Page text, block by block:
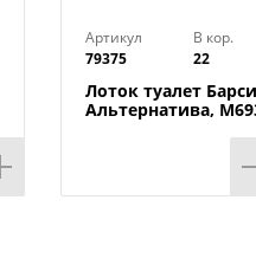
Артикул
79375
В кор.
22
Лоток туалет
Альтернатива,